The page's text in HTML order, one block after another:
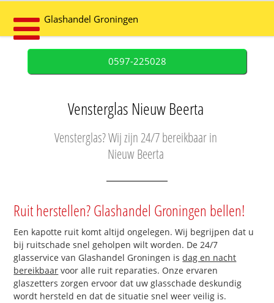
Glashandel Groningen
0597-225028
Vensterglas Nieuw Beerta
Vensterglas? Wij zijn 24/7 bereikbaar in
Nieuw Beerta
Ruit herstellen? Glashandel Groningen bellen!
Een kapotte ruit komt altijd ongelegen. Wij begrijpen dat u
bij ruitschade snel geholpen wilt worden. De 24/7
glasservice van Glashandel Groningen isdag en nacht
bereikbaar voor alle ruit reparaties. Onze ervaren
glaszetters zorgen ervoor dat uw glasschade deskundig
wordt hersteld en dat de situatie snel weer veilig is.